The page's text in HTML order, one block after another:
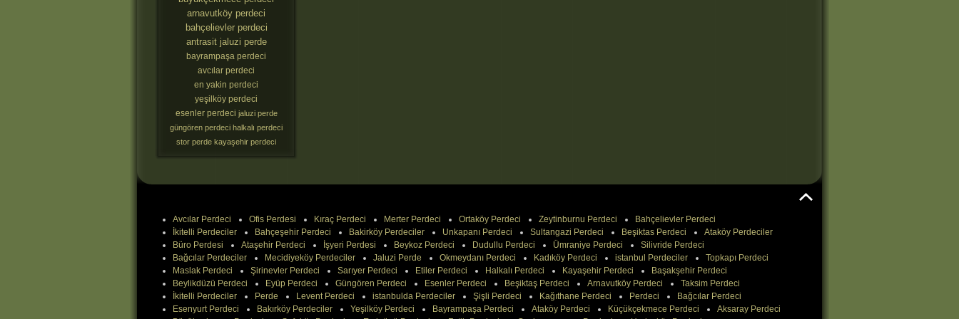
arnavutköy perdeci
bahçelievler perdeci
antrasit jaluzi perde
bayrampaşa perdeci
avcılar perdeci
en yakin perdeci
yeşilköy perdeci
esenler perdeci jaluzi perde
güngören perdeci halkalı perdeci
stor perde kayaşehir perdeci
Avcılar Perdeci Ofis Perdesi Kıraç Perdeci Merter Perdeci Ortaköy Perdeci Zeytinburnu Perdeci
Bahçelievler Perdeci
İkitelli Perdeciler
Bahçeşehir Perdeci Bakirköy Perdeciler Unkapanı Perdeci Sultangazi Perdeci Beşiktas Perdeci
Ataköy Perdeciler
Büro Perdesi
Ataşehir Perdeci İşyeri Perdesi Beykoz Perdeci Dudullu Perdeci Ümraniye Perdeci
Silivride Perdeci
Bağcılar Perdeciler
Mecidiyeköy Perdeciler Jaluzi Perde Okmeydanı Perdeci Kadıköy Perdeci istanbul Perdeciler
Topkapı Perdeci
Maslak Perdeci
Şirinevler Perdeci Sarıyer Perdeci Etiler Perdeci Halkalı Perdeci Kayaşehir Perdeci
Başakşehir Perdeci
Beylikdüzü Perdeci
Eyüp Perdeci Güngören Perdeci Esenler Perdeci Beşiktaş Perdeci Arnavutköy Perdeci
Taksim Perdeci
İkitelli Perdeciler
Perde Levent Perdeci istanbulda Perdeciler Şişli Perdeci Kağıthane Perdeci Perdeci
Bağcılar Perdeci
Esenyurt Perdeci
Bakırköy Perdeciler Yeşilköy Perdeci Bayrampaşa Perdeci Ataköy Perdeci Küçükçekmece Perdeci
Aksaray Perdeci